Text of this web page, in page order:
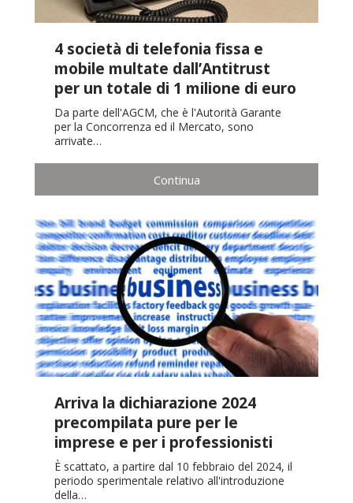
4 società di telefonia fissa e
mobile multate dall’Antitrust
per un totale di 1 milione di euro
Da parte dell'AGCM, che è l'Autorità Garante
per la Concorrenza ed il Mercato, sono
arrivate…
Continua
Arriva la dichiarazione 2024
precompilata pure per le
imprese e per i professionisti
È scattato, a partire dal 10 febbraio del 2024, il
periodo sperimentale relativo all'introduzione
della…